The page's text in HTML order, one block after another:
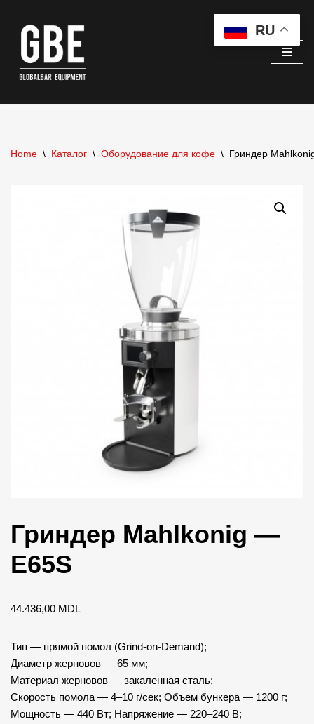
Перейти
содержимому
Home \ Каталог \ Оборудование для кофе \ Гриндер
Гриндер Mahlkonig —
E65S
44.436,00 MDL
Тип — прямой помол (Grind-on-Demand);
Диаметр жерновов — 65 мм;
Материал жерновов — закаленная сталь;
Скорость помола — 4–10 г/сек; Объем бункера — 1200 г;
Мощность — 440 Вт; Напряжение — 220–240 В;
RU